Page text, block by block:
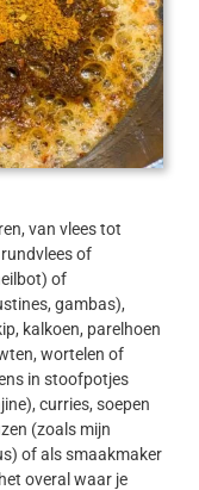
van vlees tot
of
of
gambas),
kalkoen, parelhoen
wortelen of
in stoofpotjes
curries, soepen
(zoals mijn
of als smaakmaker
overal waar je